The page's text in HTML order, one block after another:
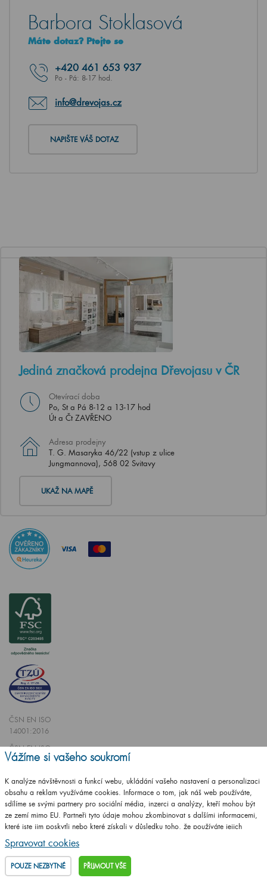
Barbora Stoklasová
Máte dotaz? Ptejte se
+420 461 653 937
Po - Pá: 8-17 hod.
info@drevojas.cz
NAPIŠTE VÁŠ DOTAZ
Jediná značková prodejna Dřevojasu v ČR
Otevírací doba
Po, St a Pá 8-12 a 13-17 hod
Út a Čt ZAVŘENO
Adresa prodejny
T. G. Masaryka 46/22 (vstup z ulice
Jungmannova), 568 02 Svitavy
UKAŽ NA MAPĚ
ČSN EN ISO
14001:2016
ČSN EN ISO
9001:2016
Vytvořilo studioCZECHGROUP.cz
© 2009 - 2025 Koupelnový nábytek Dřevojas v. d.,
Vážíme si vašeho soukromí
K analýze návštěvnosti a funkcí webu, ukládání vašeho nastavení a personalizaci
obsahu a reklam využíváme cookies. Informace o tom, jak náš web používáte,
sdílíme se svými partnery pro sociální média, inzerci a analýzy, kteří mohou být
ze zemí mimo EU. Partneři tyto údaje mohou zkombinovat s dalšími informacemi,
které jste jim poskytli nebo které získali v důsledku toho, že používáte jejich
služby.
Podrobné informace
Spravovat cookies
POUZE NEZBYTNÉ PŘIJMOUT VŠE